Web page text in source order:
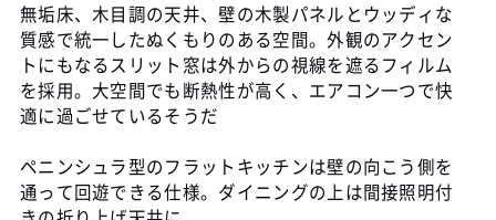
無垢床、木目調の天井、壁の木製パネルとウッディな
質感で統一したぬくもりのある空間。外観のアクセン
トにもなるスリット窓は外からの視線を遮るフィルム
を採用。大空間でも断熱性が高く、エアコン一つで快
適に過ごせているそうだ
ペニンシュラ型のフラットキッチンは壁の向こう側を
通って回遊できる仕様。ダイニングの上は間接照明付